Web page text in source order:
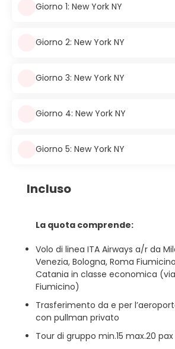
Giorno 1: New York NY
Giorno 2: New York NY
Giorno 3: New York NY
Giorno 4: New York NY
Giorno 5: New York NY
Incluso
La quota comprende:
Volo di linea ITA Airways a/r da
Venezia, Bologna, Roma
Catania in classe economica
Fiumicino)
Trasferimento da e per
con pullman privato
Tour di gruppo min.15 max.20 pax